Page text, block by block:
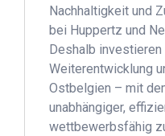
Nachhaltigkeit und
bei Huppertz und
Deshalb
Weiterentwicklung
Ostbelgien – mit
unabhängiger,
wettbewerbsfähig